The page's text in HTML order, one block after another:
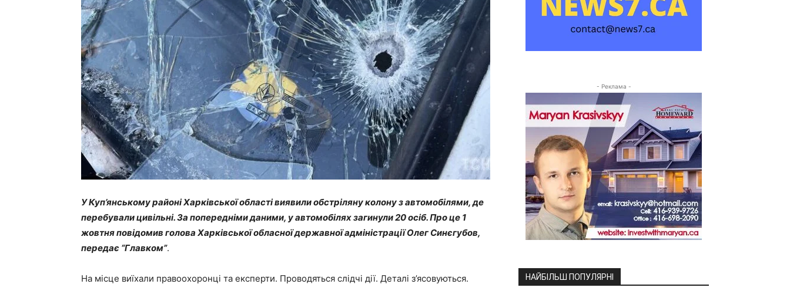
У Куп’янському районі Харківської області виявили обстріляну колону з автомобілями, де
перебували цивільні. За попередніми даними, у автомобілях загинули 20 осіб. Про це 1
жовтня повідомив голова Харківської обласної державної адміністрації Олег Синєгубов,
передає “Главком”.
На місце виїхали правоохоронці та експерти. Проводяться слідчі дії. Деталі з’ясовуються.
- Реклама -
НАЙБІЛЬШ ПОПУЛЯРНІ